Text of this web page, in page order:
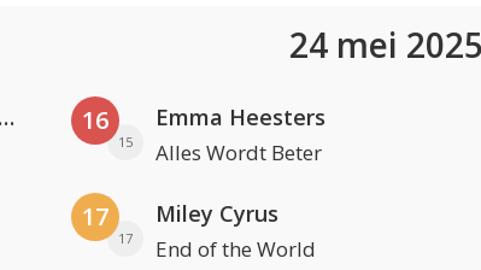
24 mei 2025
Lustrum U.V.S.V/N.V.V.S.U. & ANNO ONS & Jopke van Dobbenburgh & Roeland Beelen 16
15
Emma Heesters
Alles Wordt Beter
17
17
Miley Cyrus
End of the World